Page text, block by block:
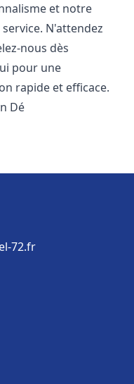
et notre
N'attendez
nous dès
pour une
rapide et efficace.
Dé
72.fr